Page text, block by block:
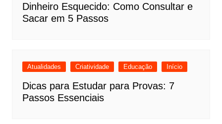
Dinheiro Esquecido: Como Consultar e
Sacar em 5 Passos
Atualidades Criatividade Educação Início
Dicas para Estudar para Provas: 7
Passos Essenciais